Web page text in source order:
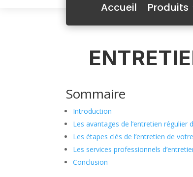
Accueil Produits
Sommaire
Introduction
Les avantages de l’entretien régulier
Les étapes clés de l’entretien de
Les services professionnels
Conclusion